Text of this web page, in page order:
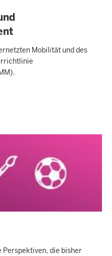
Mobilität und des
die bisher